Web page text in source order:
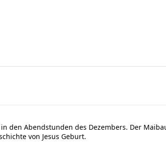
den Abendstunden des Dezembers. Der
von Jesus Geburt.